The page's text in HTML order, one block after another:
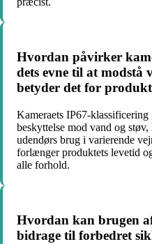
Hvordan påvirker
dets evne til at modstå
betyder det for
Kameraets IP67-klassificering
beskyttelse mod vand og
udendørs brug i varierende
forlænger produktets levetid
alle forhold.
Hvordan kan brugen
bidrage til forbedret